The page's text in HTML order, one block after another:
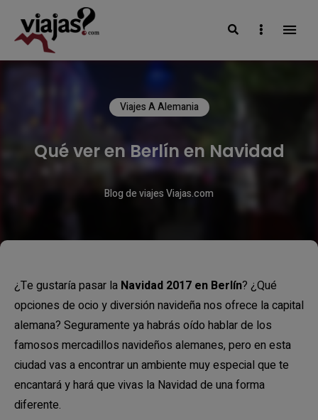
VIAJAS BLOG
SearchSidebar
Viajes A Alemania
Qué ver en Berlín en Navidad
Blog de viajes Viajas.com
¿Te gustaría pasar la Navidad 2017 en Berlín? ¿Qué
opciones de ocio y diversión navideña nos ofrece la capital
alemana? Seguramente ya habrás oído hablar de los
famosos mercadillos navideños alemanes, pero en esta
ciudad vas a encontrar un ambiente muy especial que te
encantará y hará que vivas la Navidad de una forma
diferente.